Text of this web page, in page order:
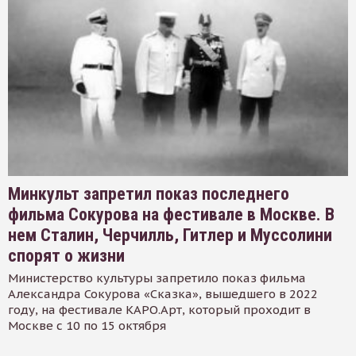
Минкульт запретил показ последнего
фильма Сокурова на фестивале в Москве. В
нем Сталин, Черчилль, Гитлер и Муссолини
спорят о жизни
Министерство культуры запретило показ фильма
Александра Сокурова «Сказка», вышедшего в 2022
году, на фестивале КАРО.Арт, который проходит в
Москве с 10 по 15 октября